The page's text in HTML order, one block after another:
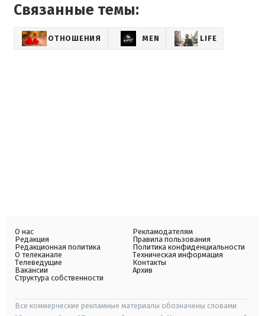
Связанные темы:
ОТНОШЕНИЯ MEN LIFE
О нас
Редакция
Редакционная политика
О телеканале
Телеведущие
Вакансии
Структура собственности
Рекламодателям
Правила пользования
Политика конфиденциальности
Техническая информация
Контакты
Архив
Все коммерческие рекламные материалы обозначены словами